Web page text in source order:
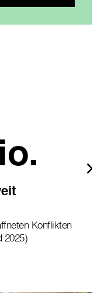
Konflikten
2025)